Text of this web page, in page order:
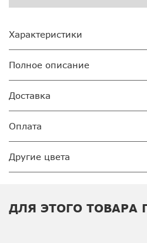
Характеристики
Полное описание
Доставка
Оплата
Другие цвета
ДЛЯ ЭТОГО ТОВАРА